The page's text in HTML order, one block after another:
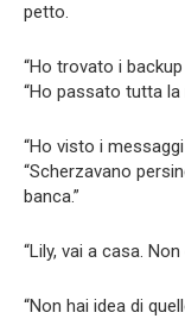
petto.
“Ho trovato i
“Ho passato tutta
“Ho visto i
“Scherzavano
banca.”
“Lily, vai a casa.
“Non hai idea di